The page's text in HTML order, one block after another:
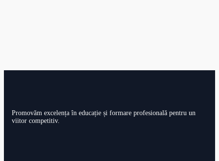
Promovăm excelența în educație și formare profesională pentru un
viitor competitiv.